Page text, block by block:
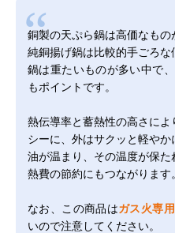
銅製の天ぷら鍋は高価なも
純銅揚げ鍋は比較的手ごろ
鍋は重たいものが多い中で、
もポイントです。
熱伝導率と蓄熱性の高さに
シーに、外はサクッと軽や
油が温まり、その温度が保
熱費の節約にもつながります。
なお、この商品はガス火専用
いので注意してください。